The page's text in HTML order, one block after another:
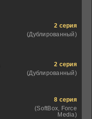
2 серия
(Дублированный)
2 серия
(Дублированный)
8 серия
(SoftBox, Force
Media)